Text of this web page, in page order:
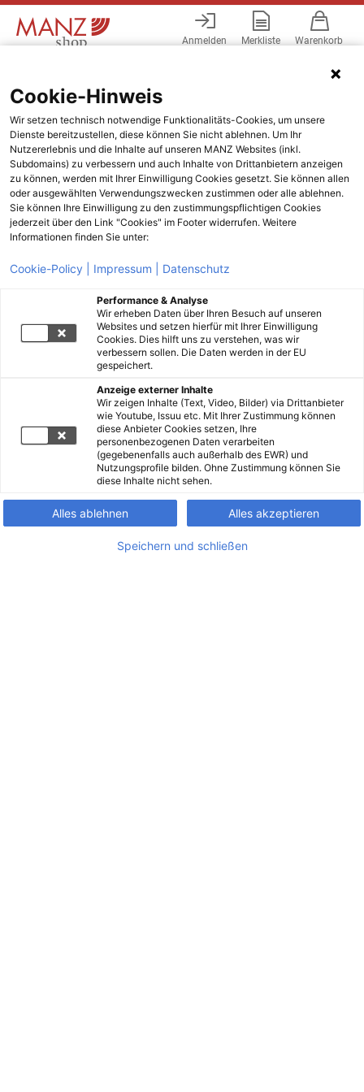
Anmelden Merkliste Warenkorb
Cookie-Hinweis
Wir setzen technisch notwendige Funktionalitäts-Cookies, um unsere
Dienste bereitzustellen, diese können Sie nicht ablehnen. Um Ihr
Nutzererlebnis und die Inhalte auf unseren MANZ Websites (inkl.
Subdomains) zu verbessern und auch Inhalte von Drittanbietern anzeigen
zu können, werden mit Ihrer Einwilligung Cookies gesetzt. Sie können allen
oder ausgewählten Verwendungszwecken zustimmen oder alle ablehnen.
Sie können Ihre Einwilligung zu den zustimmungspflichtigen Cookies
jederzeit über den Link "Cookies" im Footer widerrufen. Weitere
Informationen finden Sie unter:
Cookie-Policy | Impressum | Datenschutz
Performance & Analyse
Wir erheben Daten über Ihren Besuch auf unseren
Websites und setzen hierfür mit Ihrer Einwilligung
Cookies. Dies hilft uns zu verstehen, was wir
verbessern sollen. Die Daten werden in der EU
gespeichert.
Anzeige externer Inhalte
Wir zeigen Inhalte (Text, Video, Bilder) via Drittanbieter
wie Youtube, Issuu etc. Mit Ihrer Zustimmung können
diese Anbieter Cookies setzen, Ihre
personenbezogenen Daten verarbeiten
(gegebenenfalls auch außerhalb des EWR) und
Nutzungsprofile bilden. Ohne Zustimmung können Sie
diese Inhalte nicht sehen.
Alles ablehnen Alles akzeptieren
Speichern und schließen